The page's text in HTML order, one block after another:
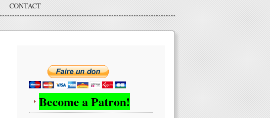
CONTACT
Become a Patron!